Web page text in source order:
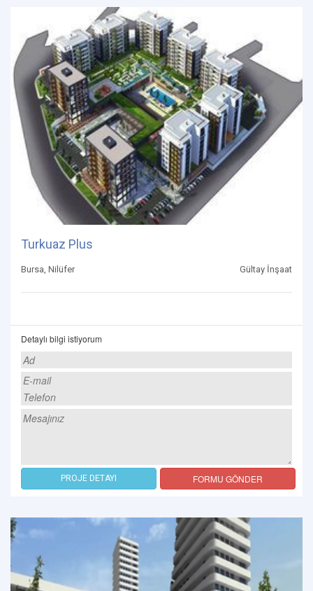
Turkuaz Plus
Bursa, Nilüfer Gültay İnşaat
Detaylı bilgi istiyorum
PROJE DETAYI FORMU GÖNDER